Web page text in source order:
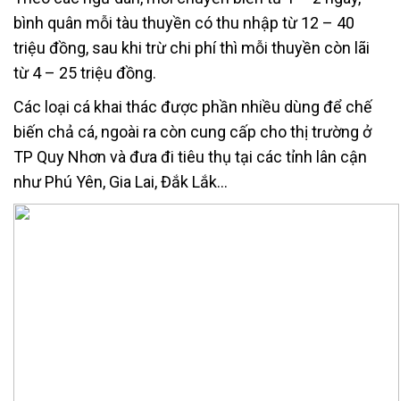
bình quân mỗi tàu thuyền có thu nhập từ 12 – 40
triệu đồng, sau khi trừ chi phí thì mỗi thuyền còn lãi
từ 4 – 25 triệu đồng.
Các loại cá khai thác được phần nhiều dùng để chế
biến chả cá, ngoài ra còn cung cấp cho thị trường ở
TP Quy Nhơn và đưa đi tiêu thụ tại các tỉnh lân cận
như Phú Yên, Gia Lai, Đắk Lắk…